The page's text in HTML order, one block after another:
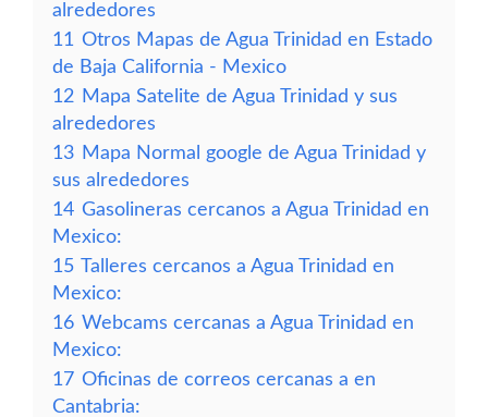
alrededores
11 Otros Mapas de Agua Trinidad en Estado
de Baja California - Mexico
12 Mapa Satelite de Agua Trinidad y sus
alrededores
13 Mapa Normal google de Agua Trinidad y
sus alrededores
14 Gasolineras cercanos a Agua Trinidad en
Mexico:
15 Talleres cercanos a Agua Trinidad en
Mexico:
16 Webcams cercanas a Agua Trinidad en
Mexico:
17 Oficinas de correos cercanas a en
Cantabria: